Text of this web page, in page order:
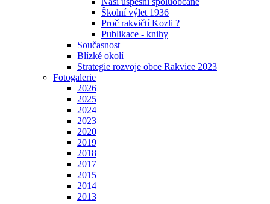
Školní výlet 1936
Proč rakvičtí Kozli ?
Publikace - knihy
Současnost
Blízké okolí
Strategie rozvoje obce Rakvice 2023
Fotogalerie
2026
2025
2024
2023
2020
2019
2018
2017
2015
2014
2013